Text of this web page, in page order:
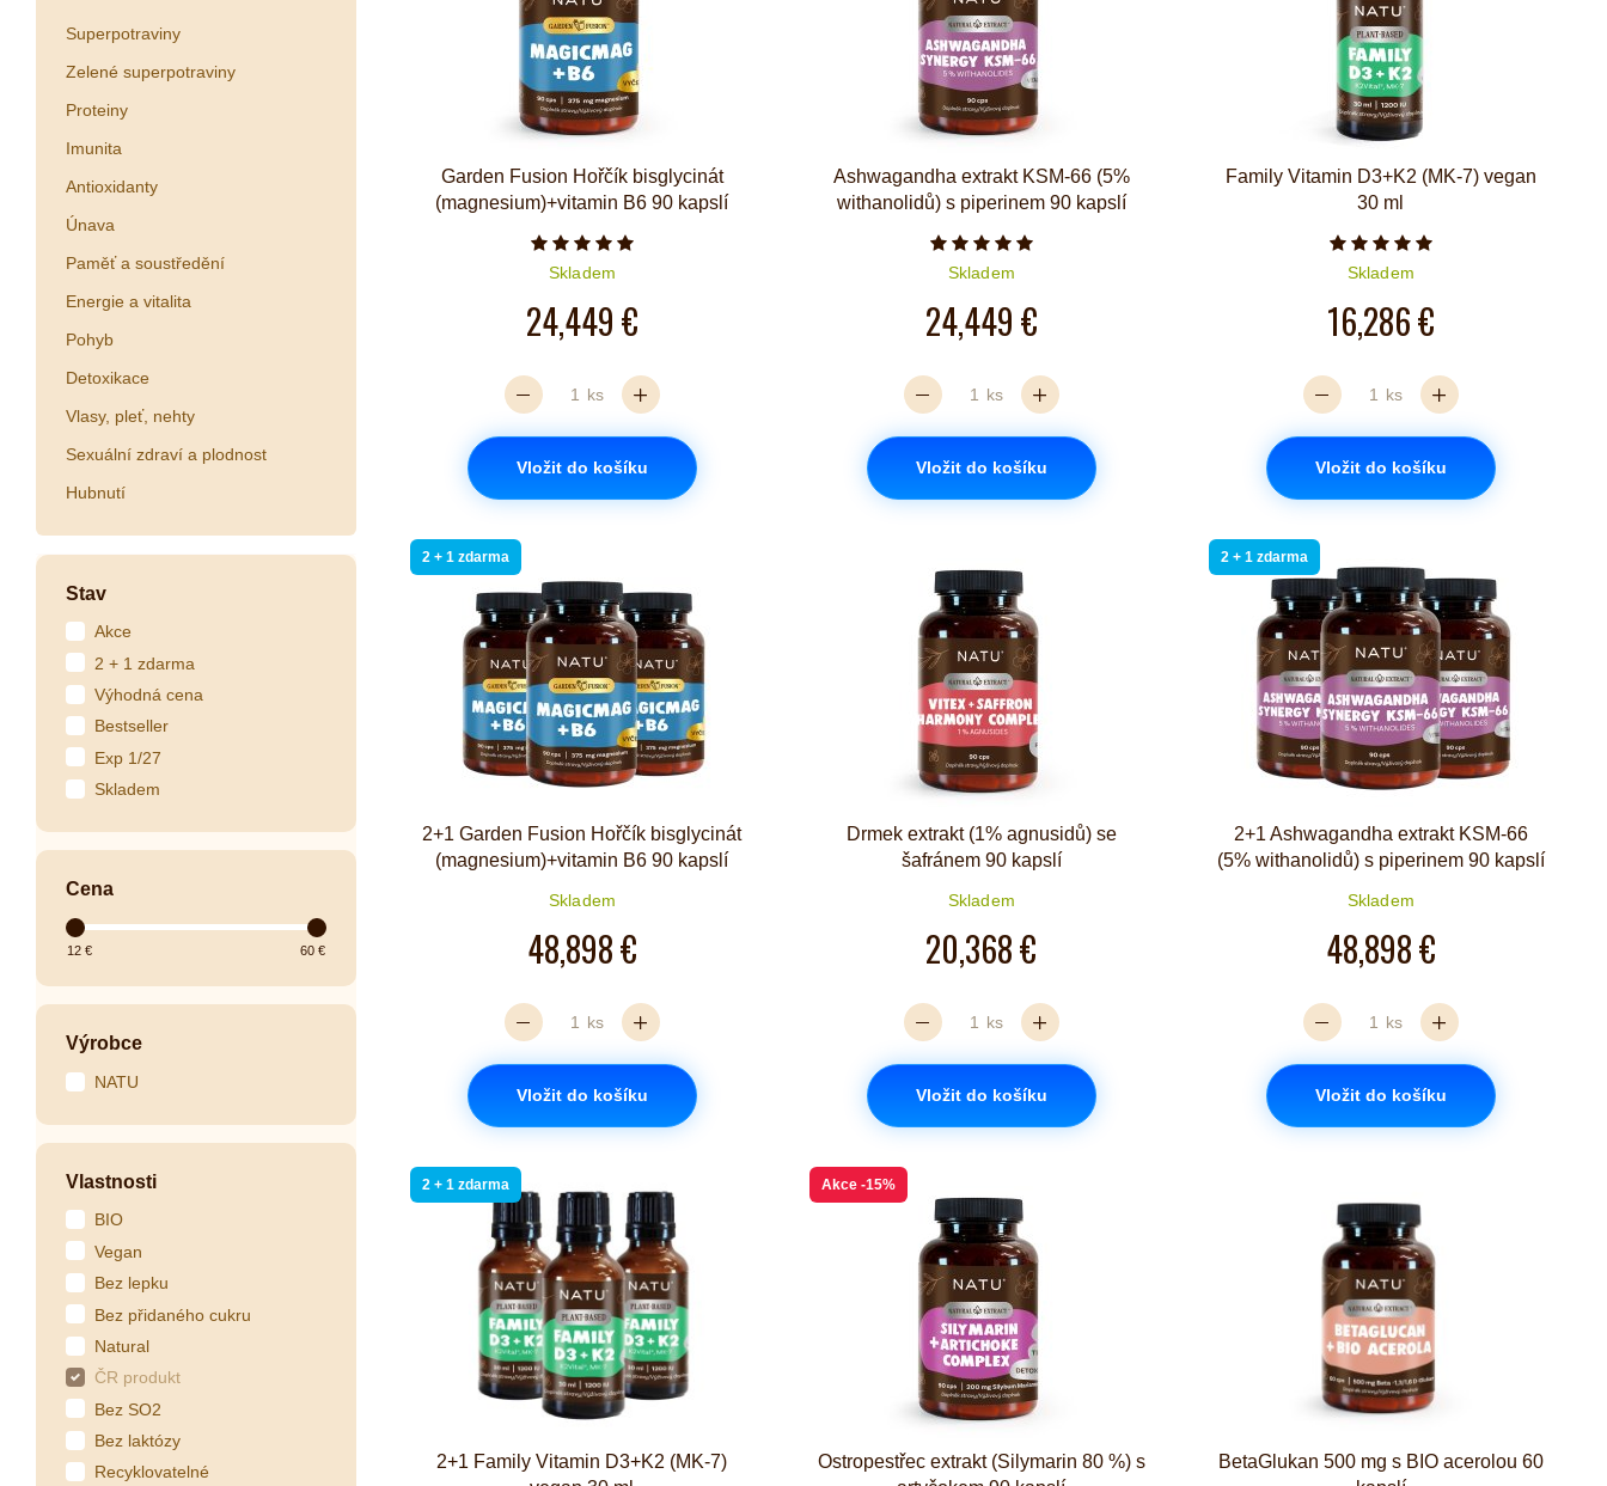
Superpotraviny
Zelené superpotraviny
Proteiny
Imunita
Antioxidanty
Únava
Paměť a soustředění
Energie a vitalita
Pohyb
Detoxikace
Vlasy, pleť, nehty
Sexuální zdraví a plodnost
Hubnutí
Stav
Akce
2 + 1 zdarma
Výhodná cena
Bestseller
Exp 1/27
Skladem
Cena
12 € 60€
Výrobce
NATU
Vlastnosti
BIO
Vegan
Bez lepku
Bez přidaného cukru
Natural
ČR produkt
Bez SO2
Bez laktózy
Recyklovatelné
Garden Fusion Hořčík bisglycinát
(magnesium)+vitamin B6 90 kapslí
Počet hvězdiček je 5 z 5
Skladem
24,449 €
ks
Vložit do košíku
Ashwagandha extrakt KSM-66 (5%
withanolidů) s piperinem 90 kapslí
Počet hvězdiček je 5 z 5
Skladem
24,449 €
ks
Vložit do košíku
Family Vitamin D3+K2 (MK-7) vegan
30 ml
Počet hvězdiček je 5 z 5
Skladem
16,286 €
ks
Vložit do košíku
2 + 1 zdarma
2+1 Garden Fusion Hořčík bisglycinát
(magnesium)+vitamin B6 90 kapslí
Skladem
48,898 €
ks
Vložit do košíku
Drmek extrakt (1% agnusidů) se
šafránem 90 kapslí
Skladem
20,368 €
ks
Vložit do košíku
2 + 1 zdarma
2+1 Ashwagandha extrakt KSM-66
(5% withanolidů) s piperinem 90 kapslí
Skladem
48,898 €
ks
Vložit do košíku
2 + 1 zdarma
2+1 Family Vitamin D3+K2 (MK-7)
Akce -15%
Ostropestřec extrakt (Silymarin 80 %) s
BetaGlukan 500 mg s BIO acerolou 60